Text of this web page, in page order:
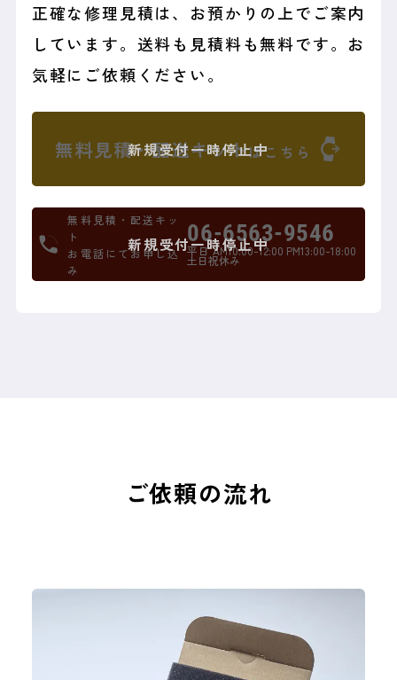
正確な修理見積は、お預かりの上でご案内
しています。 送料も見積料も無料です。お
気軽にご依頼ください。
無料見積・配送キットはこちら
新規受付一時停止中
無料見積・配送キッ
ト
お電話にてお申し込
み
06-6563-9546
平日 AM10:00-12:00 PM13:00-18:00
土日祝休み
新規受付一時停止中
ご依頼の流れ